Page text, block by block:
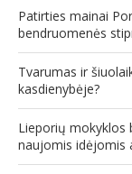
Patirties mainai
bendruomenės
Tvarumas ir
kasdienybėje?
Lieporių mokyklos
naujomis idėjomis